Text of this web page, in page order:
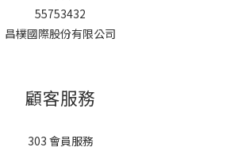
55753432
昌樸國際股份有限公司
顧客服務
303 會員服務